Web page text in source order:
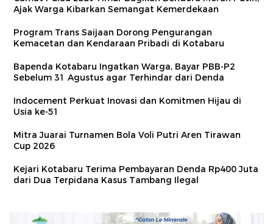
Ajak Warga Kibarkan Semangat Kemerdekaan
Program Trans Saijaan Dorong Pengurangan
Kemacetan dan Kendaraan Pribadi di Kotabaru
Bapenda Kotabaru Ingatkan Warga, Bayar PBB-P2
Sebelum 31 Agustus agar Terhindar dari Denda
Indocement Perkuat Inovasi dan Komitmen Hijau di
Usia ke-51
Mitra Juarai Turnamen Bola Voli Putri Aren Tirawan
Cup 2026
Kejari Kotabaru Terima Pembayaran Denda Rp400 Juta
dari Dua Terpidana Kasus Tambang Ilegal